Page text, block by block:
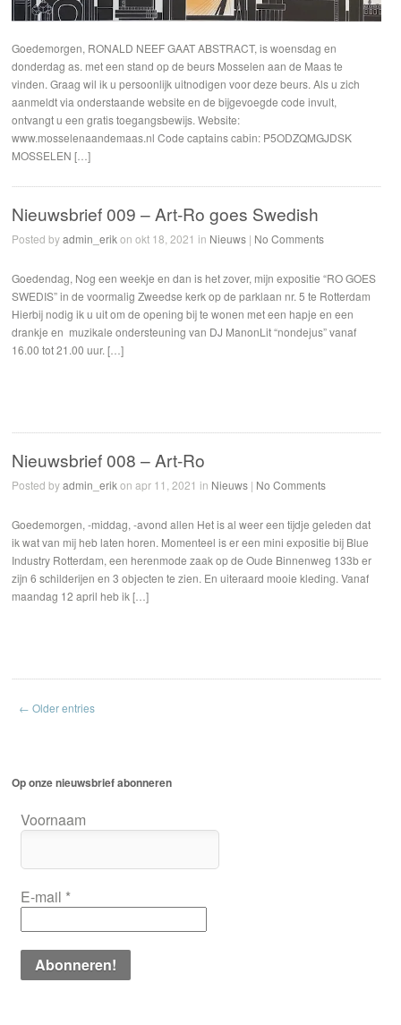
Goedemorgen, RONALD NEEF GAAT ABSTRACT, is woensdag en
donderdag as. met een stand op de beurs Mosselen aan de Maas te
vinden. Graag wil ik u persoonlijk uitnodigen voor deze beurs. Als u zich
aanmeldt via onderstaande website en de bijgevoegde code invult,
ontvangt u een gratis toegangsbewijs. Website:
www.mosselenaandemaas.nl Code captains cabin: P5ODZQMGJDSK
MOSSELEN […]
Nieuwsbrief 009 – Art-Ro goes Swedish
Posted byadmin_erikon okt 18, 2021 in Nieuws | No Comments
Goedendag, Nog een weekje en dan is het zover, mijn expositie “RO GOES
SWEDIS” in de voormalig Zweedse kerk op de parklaan nr. 5 te Rotterdam
Hierbij nodig ik u uit om de opening bij te wonen met een hapje en een
drankje en muzikale ondersteuning van DJ ManonLit “nondejus” vanaf
16.00 tot 21.00 uur. […]
Nieuwsbrief 008 – Art-Ro
Posted byadmin_erikon apr 11, 2021 in Nieuws | No Comments
Goedemorgen, -middag, -avond allen Het is al weer een tijdje geleden dat
ik wat van mij heb laten horen. Momenteel is er een mini expositie bij Blue
Industry Rotterdam, een herenmode zaak op de Oude Binnenweg 133b er
zijn 6 schilderijen en 3 objecten te zien. En uiteraard mooie kleding. Vanaf
maandag 12 april heb ik […]
← Older entries
Op onze nieuwsbrief abonneren
Voornaam
E-mail *